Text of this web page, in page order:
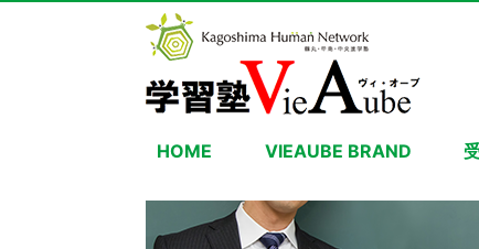
HOME VIEAUBE BRAND